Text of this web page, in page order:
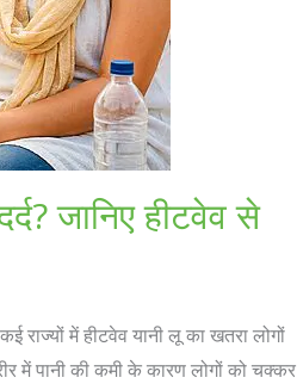
जानिए हीटवेव से
राज्यों में हीटवेव यानी लू का खतरा लोगों
में पानी की कमी के कारण लोगों को चक्कर